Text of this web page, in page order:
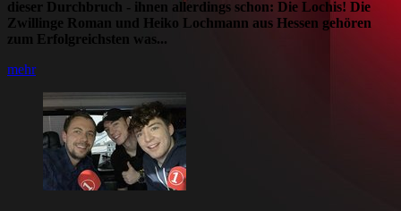
dieser Durchbruch - ihnen allerdings schon: Die Lochis! Die
Zwillinge Roman und Heiko Lochmann aus Hessen gehören
zum Erfolgreichsten was...
mehr